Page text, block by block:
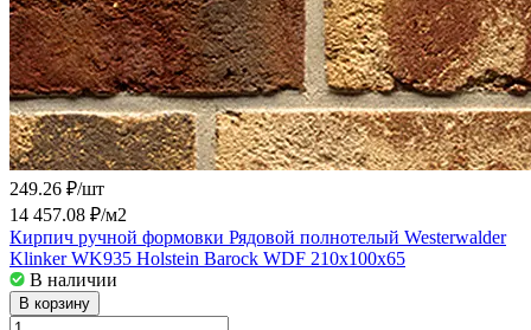
249.26 ₽/шт
14 457.08 ₽/м2
Кирпич ручной формовки Рядовой полнотелый Westerwalder
Klinker WK935 Holstein Barock WDF 210x100x65
В наличии
В корзину